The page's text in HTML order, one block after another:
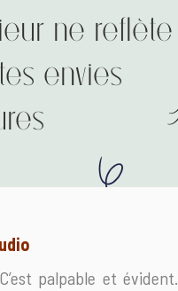
ne reflète
envies
palpable et évident.